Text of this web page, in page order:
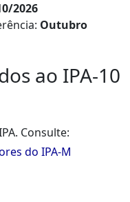
2026
Outubro
ao IPA-10
Consulte:
do IPA-M